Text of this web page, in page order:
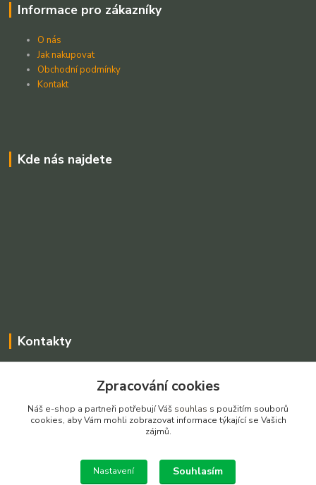
Informace pro zákazníky
O nás
Jak nakupovat
Obchodní podmínky
Kontakt
Kde nás najdete
Kontakty
+420 775025765
prodejnarezivadecin@seznam.cz
Zpracování cookies
Náš e-shop a partneři potřebují Váš souhlas s použitím souborů
cookies, aby Vám mohli zobrazovat informace týkající se Vašich
zájmů.
Nastavení Souhlasím